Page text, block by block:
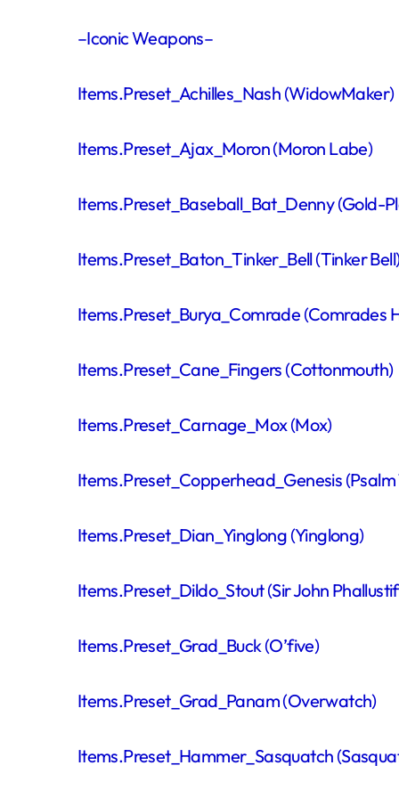
–Iconic Weapons–
Items.Preset_Achilles_Nash (WidowMaker)
Items.Preset_Ajax_Moron (Moron Labe)
Items.Preset_Baseball_Bat_Denny (Gold-
Items.Preset_Baton_Tinker_Bell (Tinker
Items.Preset_Burya_Comrade (Comrades
Items.Preset_Cane_Fingers (Cottonmouth)
Items.Preset_Carnage_Mox (Mox)
Items.Preset_Copperhead_Genesis (Psalm
Items.Preset_Dian_Yinglong (Yinglong)
Items.Preset_Dildo_Stout (Sir John
Items.Preset_Grad_Buck (O’five)
Items.Preset_Grad_Panam (Overwatch)
Items.Preset_Hammer_Sasquatch